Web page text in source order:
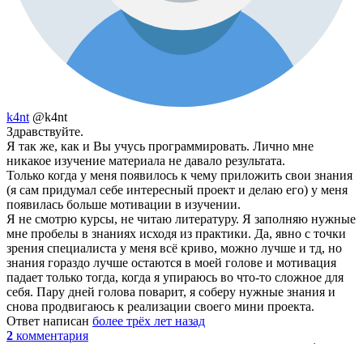
k4nt @k4nt
Здравствуйте.
Я так же, как и Вы учусь программировать. Лично мне
никакое изучение материала не давало результата.
Только когда у меня появилось к чему приложить свои знания
(я сам придумал себе интересный проект и делаю его) у меня
появилась больше мотивации в изучении.
Я не смотрю курсы, не читаю литературу. Я заполняю нужные
мне пробелы в знаниях исходя из практики. Да, явно с точки
зрения специалиста у меня всё криво, можно лучше и тд, но
знания гораздо лучше остаются в моей голове и мотивация
падает только тогда, когда я упираюсь во что-то сложное для
себя. Пару дней голова поварит, я соберу нужные знания и
снова продвигаюсь к реализации своего мини проекта.
Ответ написан более трёх лет назад
2 комментария